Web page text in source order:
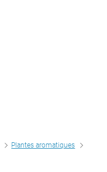
Plantes aromatiques